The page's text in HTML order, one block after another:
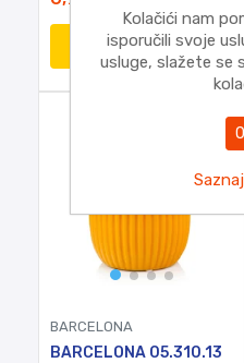
DODATI
BARCELONA
BARCELONA 05.310.13
Kolačići nam
isporučili svoje
usluge, slažete se